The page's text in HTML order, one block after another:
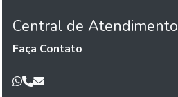
Central de Atendimento
Faça Contato